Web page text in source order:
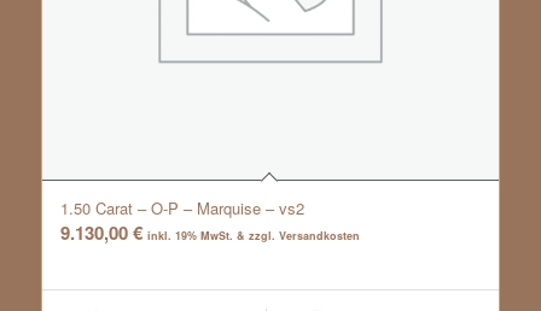
1.50 Carat – O-P – Marquise – vs2
9.130,00€ inkl. 19% MwSt. & zzgl. Versandkosten